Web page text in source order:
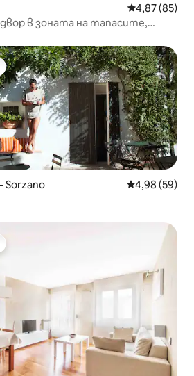
Средна
4,87 (85)
в зоната на тапасите,
Sorzano Средна
4,98 (59)